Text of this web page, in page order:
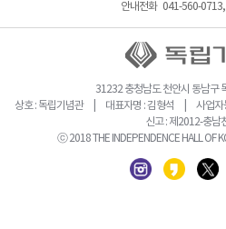
안내전화 041-560-
31232 충청남도 천안시 동남구
상호 : 독립기념관 | 대표자명 : 김형석 | 사업
신고 : 제2012-충남
ⓒ 2018 THE INDEPENDENCE HALL OF